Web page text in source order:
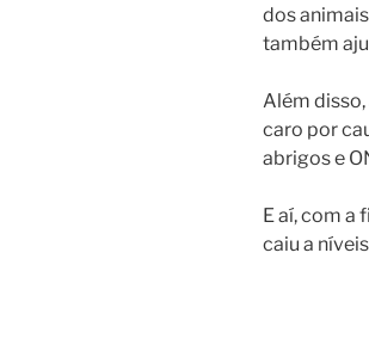
dos
também
Além
caro por
abrigos e
E aí, com
caiu a